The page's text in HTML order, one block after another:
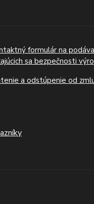
formulár na
sa bezpečnosti
a odstúpenie od